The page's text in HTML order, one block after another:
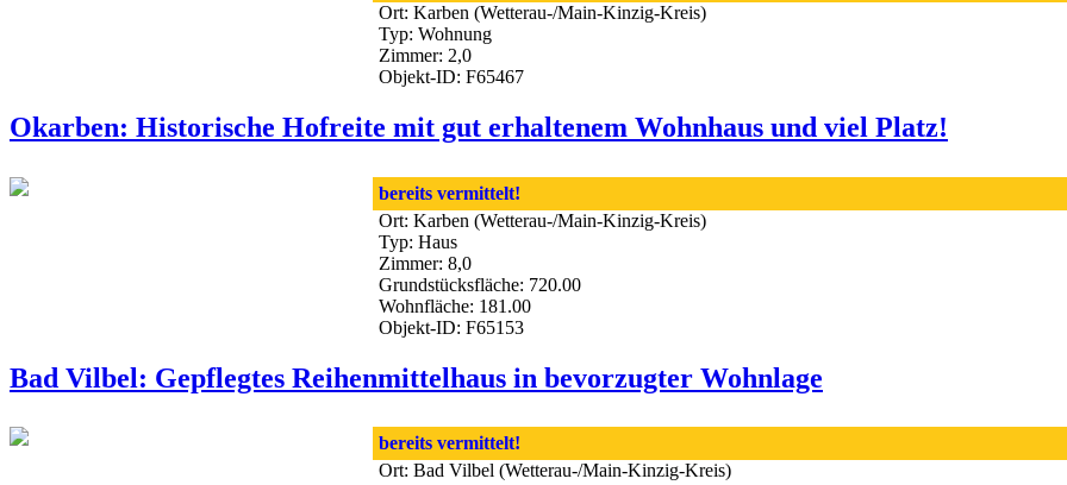
Ort: Karben (Wetterau-/Main-Kinzig-Kreis)
Typ: Wohnung
Zimmer: 2,0
Objekt-ID: F65467
Okarben: Historische Hofreite mit gut erhaltenem Wohnhaus und viel Platz!
bereits vermittelt!
Ort: Karben (Wetterau-/Main-Kinzig-Kreis)
Typ: Haus
Zimmer: 8,0
Grundstücksfläche: 720.00
Wohnfläche: 181.00
Objekt-ID: F65153
Bad Vilbel: Gepflegtes Reihenmittelhaus in bevorzugter Wohnlage
bereits vermittelt!
Ort: Bad Vilbel (Wetterau-/Main-Kinzig-Kreis)